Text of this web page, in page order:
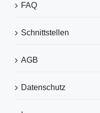
FAQ
Schnittstellen
AGB
Datenschutz